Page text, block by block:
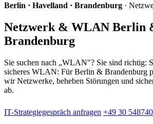
Berlin · Havelland · Brandenburg ·
Netzwerk & WLAN Berlin
Brandenburg
Sie suchen nach „WLAN"? Sie sind richtig:
sicheres WLAN: Für Berlin & Brandenburg
wir Netzwerke, beheben Störungen und
ab.
IT-Strategiegespräch anfragen +49 30